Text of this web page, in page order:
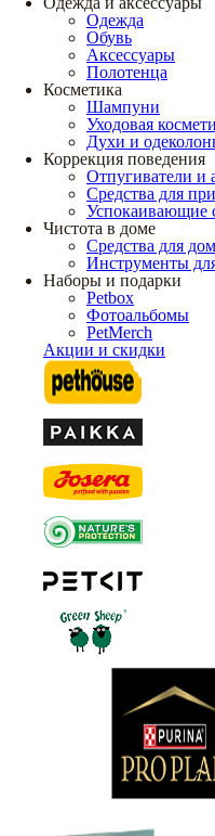
Одежда
Обувь
Аксессуары
Полотенца
Косметика
Шампуни
Уходовая
Духи и
Коррекция поведения
Отпугиватели и
Средства для
Успокаивающие
Чистота в доме
Средства для
Инструменты
Наборы и подарки
Petbox
Фотоальбомы
PetMerch
Акции и скидки